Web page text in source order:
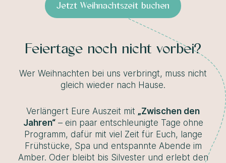
Jetzt Weihnachtszeit buchen
Feiertage noch nicht vorbei?
Wer Weihnachten bei uns verbringt, muss nicht
gleich wieder nach Hause.
Verlängert Eure Auszeit mit „Zwischen den
Jahren“– ein paar entschleunigte Tage ohne
Programm, dafür mit viel Zeit für Euch, lange
Frühstücke, Spa und entspannte Abende im
Amber. Oder bleibt bis Silvester und erlebt den